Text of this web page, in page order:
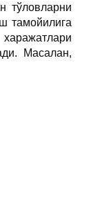
тўловларни
тамойилига
Масалан,